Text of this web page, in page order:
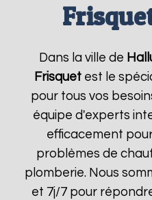
Dans la ville de
Frisquet est le
pour tous vos
équipe d'experts
efficacement
problèmes de
plomberie. Nous
et 7j/7 pour